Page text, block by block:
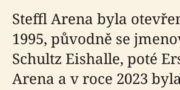
Steffl Arena byla
1995, původně se
Schultz Eishalle, poté
Arena a v roce 2023